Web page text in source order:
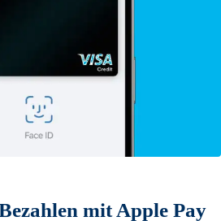
mit Apple Pay